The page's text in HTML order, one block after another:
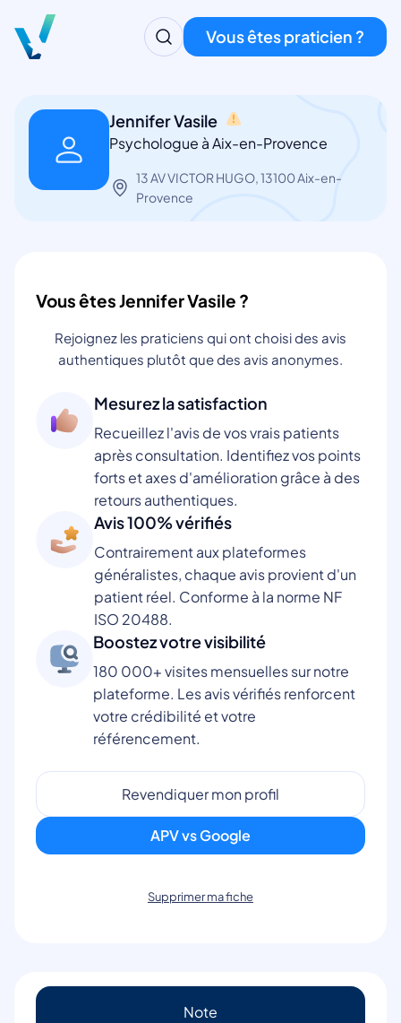
Vous êtes praticien ?
Jennifer Vasile
Psychologue à Aix-en-Provence
13 AV VICTOR HUGO, 13100 Aix-en-
Provence
Vous êtes Jennifer Vasile ?
Rejoignez les praticiens qui ont choisi des avis
authentiques plutôt que des avis anonymes.
Mesurez la satisfaction
Recueillez l'avis de vos vrais patients
après consultation. Identifiez vos points
forts et axes d'amélioration grâce à des
retours authentiques.
Avis 100% vérifiés
Contrairement aux plateformes
généralistes, chaque avis provient d'un
patient réel. Conforme à la norme NF
ISO 20488.
Boostez votre visibilité
180 000+ visites mensuelles sur notre
plateforme. Les avis vérifiés renforcent
votre crédibilité et votre
référencement.
Revendiquer mon profil
APV vs Google
Supprimer ma fiche
Note